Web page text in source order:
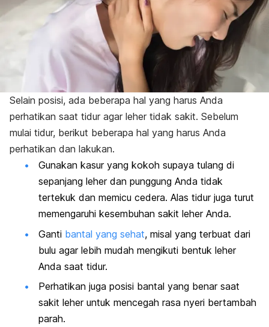
Selain posisi, ada beberapa hal yang harus Anda
perhatikan saat tidur agar leher tidak sakit. Sebelum
mulai tidur, berikut beberapa hal yang harus Anda
perhatikan dan lakukan.
Gunakan kasur yang kokoh supaya tulang di
sepanjang leher dan punggung Anda tidak
tertekuk dan memicu cedera. Alas tidur juga turut
memengaruhi kesembuhan sakit leher Anda.
Ganti bantal yang sehat, misal yang terbuat dari
bulu agar lebih mudah mengikuti bentuk leher
Anda saat tidur.
Perhatikan juga posisi bantal yang benar saat
sakit leher untuk mencegah rasa nyeri bertambah
parah.